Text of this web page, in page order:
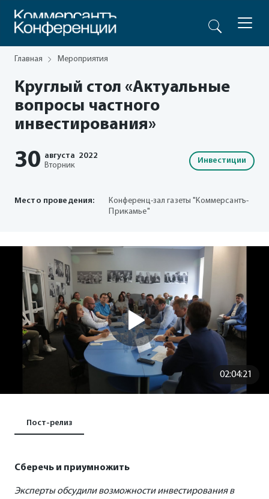
Главная Мероприятия
Круглый стол «Актуальные
вопросы частного
инвестирования»
30 августа 2022
Вторник
Инвестиции
Место проведения:
Конференц-зал газеты "Коммерсантъ-
Прикамье"
02:04:21
Пост-релиз
Сберечь и приумножить
Эксперты обсудили возможности инвестирования в